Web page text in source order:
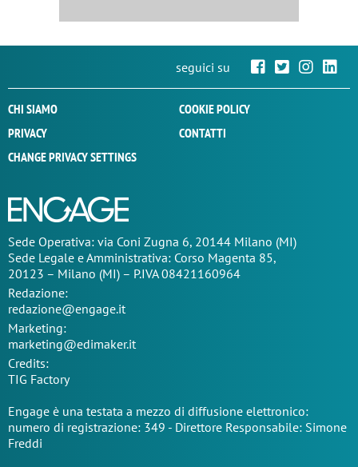
seguici su
CHI SIAMO
COOKIE POLICY
PRIVACY
CONTATTI
CHANGE PRIVACY SETTINGS
Sede Operativa: via Coni Zugna 6, 20144 Milano (MI)
Sede Legale e Amministrativa: Corso Magenta 85,
20123 – Milano (MI) – P.IVA 08421160964
Redazione:
redazione@engage.it
Marketing:
marketing@edimaker.it
Credits:
TIG Factory
Engage è una testata a mezzo di diffusione elettronico:
numero di registrazione: 349 - Direttore Responsabile: Simone
Freddi